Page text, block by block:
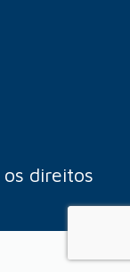
direitos